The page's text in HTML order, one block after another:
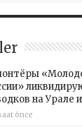
на Урале
önce